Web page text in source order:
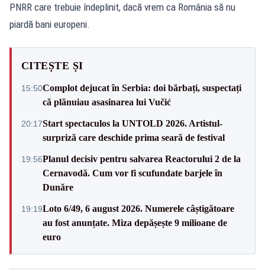
PNRR care trebuie îndeplinit, dacă vrem ca România să nu
piardă bani europeni.
CITEȘTE ȘI
15:50Complot dejucat în Serbia: doi bărbați, suspectați
că plănuiau asasinarea lui Vučić
20:17Start spectaculos la UNTOLD 2026. Artistul-
surpriză care deschide prima seară de festival
19:56Planul decisiv pentru salvarea Reactorului 2 de la
Cernavodă. Cum vor fi scufundate barjele în
Dunăre
19:19Loto 6/49, 6 august 2026. Numerele câștigătoare
au fost anunțate. Miza depășește 9 milioane de
euro